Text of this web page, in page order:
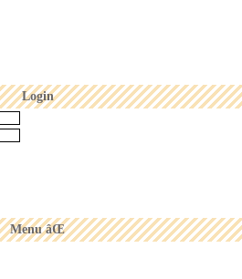
Menu âŒ
Login